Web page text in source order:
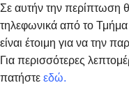
Σε αυτήν την περίπτωση
τηλεφωνικά από το
είναι έτοιμη για να την
Για περισσότερες
πατήστε εδώ.